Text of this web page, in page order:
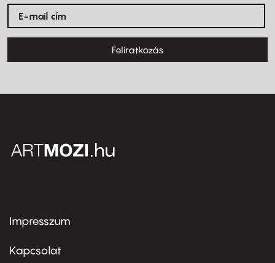
Feliratkozás
Footer
first
Impresszum
Kapcsolat